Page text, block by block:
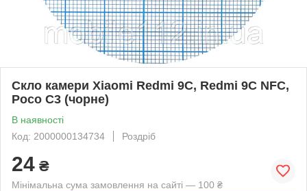
Скло камери Xiaomi Redmi 9C, Redmi 9C NFC,
Poco C3 (чорне)
В наявності
Код: 2000000134734
Роздріб
24 ₴
Мінімальна сума замовлення на сайті — 100 ₴